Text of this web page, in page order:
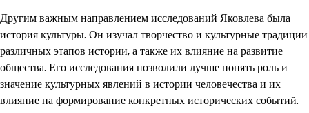
Другим важным направлением исследований Яковлева была
история культуры. Он изучал творчество и культурные традиции
различных этапов истории, а также их влияние на развитие
общества. Его исследования позволили лучше понять роль и
значение культурных явлений в истории человечества и их
влияние на формирование конкретных исторических событий.